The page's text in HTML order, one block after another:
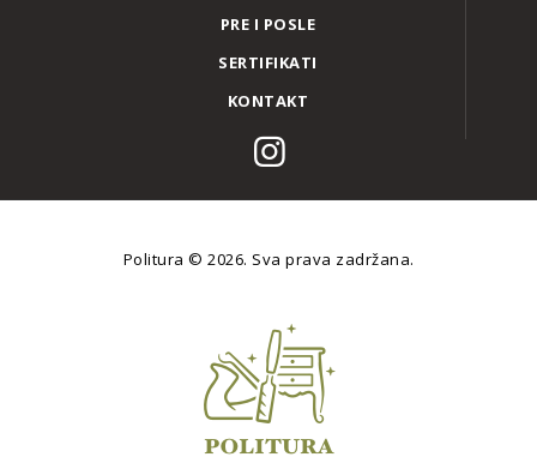
PRE I POSLE
SERTIFIKATI
KONTAKT
Politura © 2026. Sva prava zadržana.